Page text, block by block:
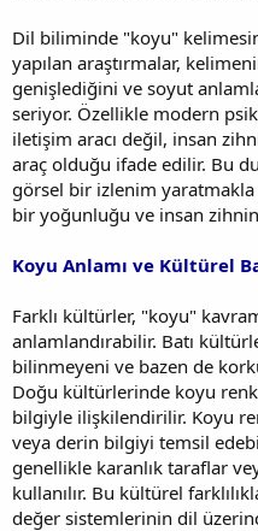
Dil biliminde "koyu"
yapılan araştırmalar,
genişlediğini ve soyut
seriyor. Özellikle modern
iletişim aracı değil, insan
araç olduğu ifade edilir. Bu
görsel bir izlenim yaratmakla
bir yoğunluğu ve insan
Koyu Anlamı ve Kültürel
Farklı kültürler, "koyu"
anlamlandırabilir. Batı
bilinmeyeni ve bazen de
Doğu kültürlerinde koyu
bilgiyle ilişkilendirilir. Koyu
veya derin bilgiyi temsil
genellikle karanlık taraflar
kullanılır. Bu kültürel
değer sistemlerinin dil